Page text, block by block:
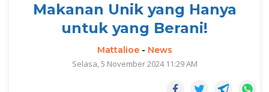
Makanan Unik yang Hanya
untuk yang Berani!
Mattalioe- News
Selasa, 5 November 2024 11:29 AM